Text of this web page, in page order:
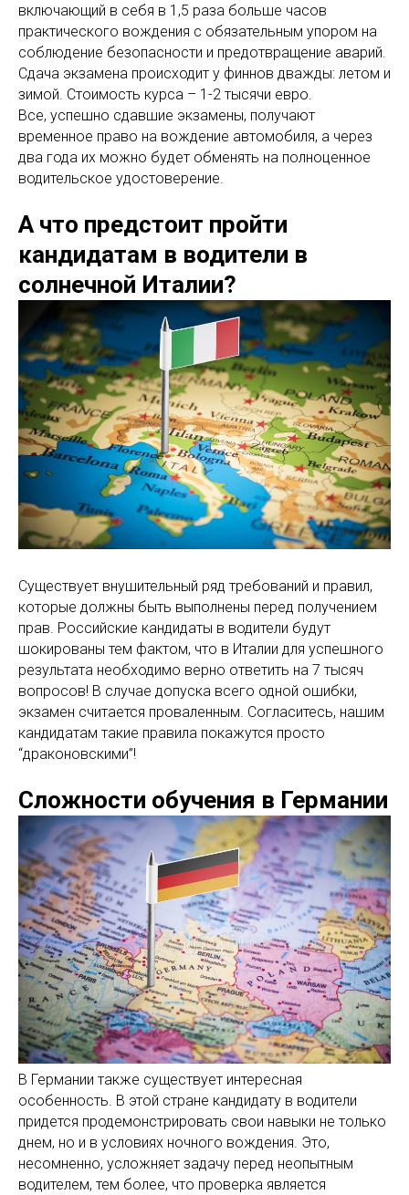
включающий в себя в 1,5 раза больше часов
практического вождения с обязательным упором на
соблюдение безопасности и предотвращение аварий.
Сдача экзамена происходит у финнов дважды: летом и
зимой. Стоимость курса – 1-2 тысячи евро.
Все, успешно сдавшие экзамены, получают
временное право на вождение автомобиля, а через
два года их можно будет обменять на полноценное
водительское удостоверение.
А что предстоит пройти
кандидатам в водители в
солнечной Италии?
Существует внушительный ряд требований и правил,
которые должны быть выполнены перед получением
прав. Российские кандидаты в водители будут
шокированы тем фактом, что в Италии для успешного
результата необходимо верно ответить на 7 тысяч
вопросов! В случае допуска всего одной ошибки,
экзамен считается проваленным. Согласитесь, нашим
кандидатам такие правила покажутся просто
“драконовскими”!
Сложности обучения в Германии
В Германии также существует интересная
особенность. В этой стране кандидату в водители
придется продемонстрировать свои навыки не только
днем, но и в условиях ночного вождения. Это,
несомненно, усложняет задачу перед неопытным
водителем, тем более, что проверка является